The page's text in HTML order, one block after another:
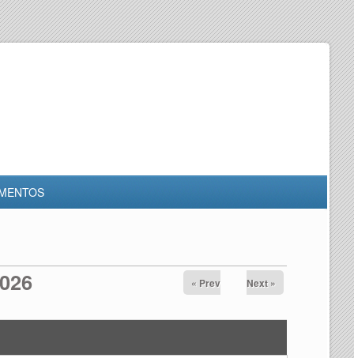
« Prev Next »